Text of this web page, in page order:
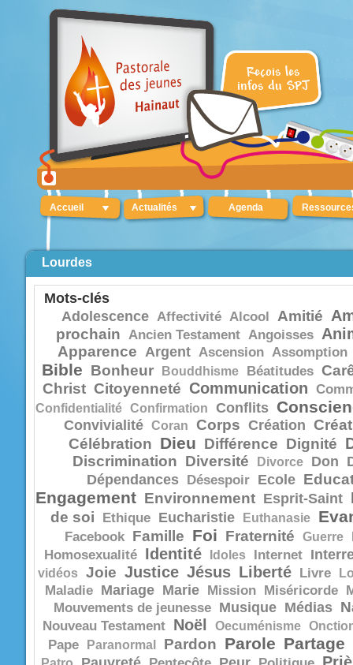
Accueil Actualités Agenda
Lourdes
Mots-clés
Adolescence Affectivité Alcool Amitié
prochain Ancien Testament Angoisses
Apparence Argent Ascension Assomption
Bible Bonheur Bouddhisme Béatitudes
Christ Citoyenneté Communication
Confidentialité Confirmation Conflits
Convivialité Coran Corps Création
Célébration Dieu Différence Dignité
Discrimination Diversité Divorce Don
Dépendances
Désespoir Ecole
Engagement Environnement Esprit-Saint
de soi Ethique Eucharistie Euthanasie
Facebook Famille Foi Fraternité Guerre
Homosexualité
Identité Idoles Internet
vidéos Joie Justice Jésus Liberté Livre
Maladie Mariage Marie Mission Miséricorde
Mouvements de jeunesse
Musique Médias
Nouveau Testament Noël Oecuménisme
Pape Paranormal Pardon Parole Partage